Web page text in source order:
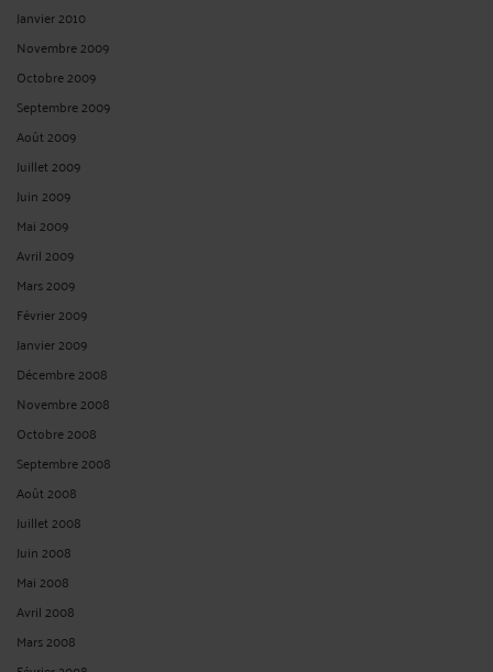
Janvier 2010
Novembre 2009
Octobre 2009
Septembre 2009
Août 2009
Juillet 2009
Juin 2009
Mai 2009
Avril 2009
Mars 2009
Février 2009
Janvier 2009
Décembre 2008
Novembre 2008
Octobre 2008
Septembre 2008
Août 2008
Juillet 2008
Juin 2008
Mai 2008
Avril 2008
Mars 2008